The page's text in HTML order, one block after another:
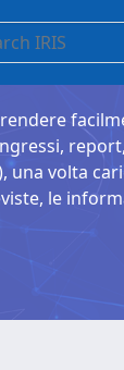
una volta
le